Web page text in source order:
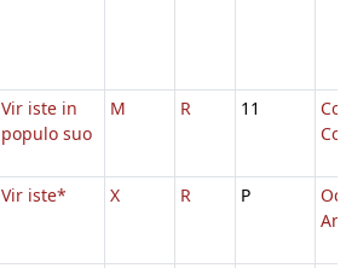
Vir iste in
populo suo
M R 11
Vir iste* X R P